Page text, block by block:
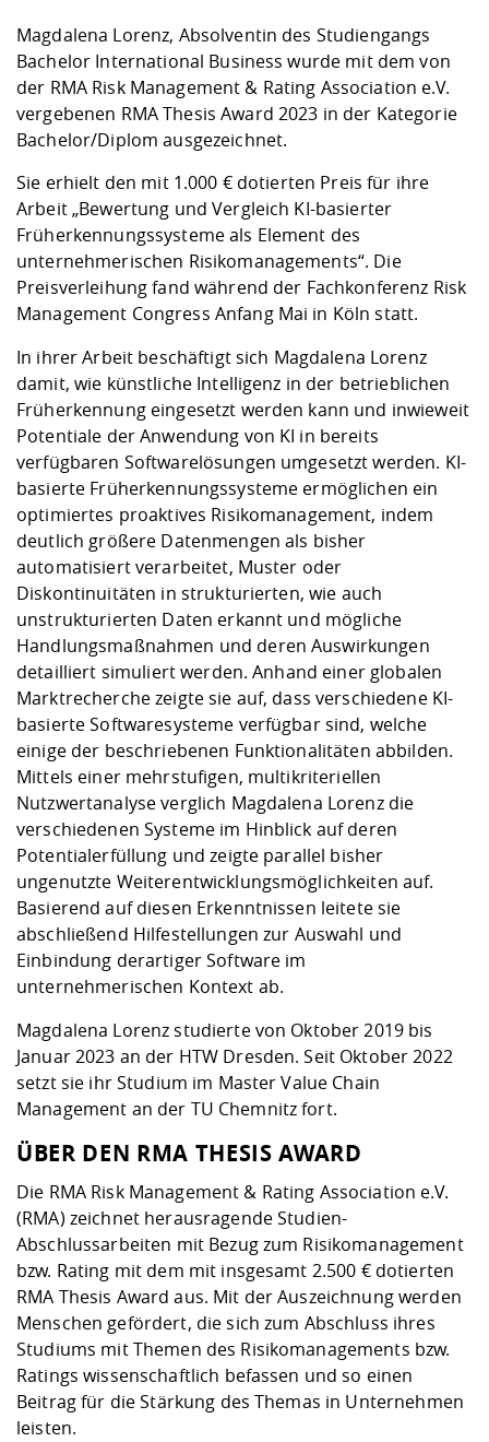
Study support
physik
Studying in
circumstances
Teaching,
abroad
Downloads
International
University
Management
Climate and
Protection
Friends
Committees and
Representations
Agriculture/
mistry
Mechanical
Business
Quality Assurance
Magdalena Lorenz, Absolventin des Studiengangs
Bachelor International Business wurde mit dem von
der RMA Risk Management & Rating Association e.V.
vergebenen RMA Thesis Award 2023 in der Kategorie
Bachelor/Diplom ausgezeichnet.
Sie erhielt den mit 1.000 € dotierten Preis für ihre
Arbeit „Bewertung und Vergleich KI-basierter
Früherkennungssysteme als Element des
unternehmerischen Risikomanagements“. Die
Preisverleihung fand während der Fachkonferenz Risk
Management Congress Anfang Mai in Köln statt.
In ihrer Arbeit beschäftigt sich Magdalena Lorenz
damit, wie künstliche Intelligenz in der betrieblichen
Früherkennung eingesetzt werden kann und inwieweit
Potentiale der Anwendung von KI in bereits
verfügbaren Softwarelösungen umgesetzt werden. KI-
basierte Früherkennungssysteme ermöglichen ein
optimiertes proaktives Risikomanagement, indem
deutlich größere Datenmengen als bisher
automatisiert verarbeitet, Muster oder
Diskontinuitäten in strukturierten, wie auch
unstrukturierten Daten erkannt und mögliche
Handlungsmaßnahmen und deren Auswirkungen
detailliert simuliert werden. Anhand einer globalen
Marktrecherche zeigte sie auf, dass verschiedene KI-
basierte Softwaresysteme verfügbar sind, welche
einige der beschriebenen Funktionalitäten abbilden.
Mittels einer mehrstufigen, multikriteriellen
Nutzwertanalyse verglich Magdalena Lorenz die
verschiedenen Systeme im Hinblick auf deren
Potentialerfüllung und zeigte parallel bisher
ungenutzte Weiterentwicklungsmöglichkeiten auf.
Basierend auf diesen Erkenntnissen leitete sie
abschließend Hilfestellungen zur Auswahl und
Einbindung derartiger Software im
unternehmerischen Kontext ab.
Magdalena Lorenz studierte von Oktober 2019 bis
Januar 2023 an der HTW Dresden. Seit Oktober 2022
setzt sie ihr Studium im Master Value Chain
Management an der TU Chemnitz fort.
ÜBER DEN RMA THESIS AWARD
Die RMA Risk Management & Rating Association e.V.
(RMA) zeichnet herausragende Studien-
Abschlussarbeiten mit Bezug zum Risikomanagement
bzw. Rating mit dem mit insgesamt 2.500 € dotierten
RMA Thesis Award aus. Mit der Auszeichnung werden
Menschen gefördert, die sich zum Abschluss ihres
Studiums mit Themen des Risikomanagements bzw.
Ratings wissenschaftlich befassen und so einen
Beitrag für die Stärkung des Themas in Unternehmen
leisten.